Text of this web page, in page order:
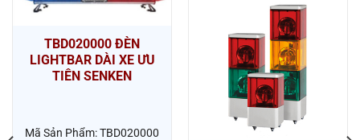
TBD020000 ĐÈN
LIGHTBAR DÀI XE ƯU
TIÊN SENKEN
Mã Sản Phẩm: TBD020000